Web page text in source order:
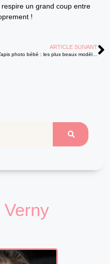
un grand coup entre
!
ARTICLE SUIVANT
Tapis photo bébé : les plus beaux modèles pour immortaliser chaque mois
Verny